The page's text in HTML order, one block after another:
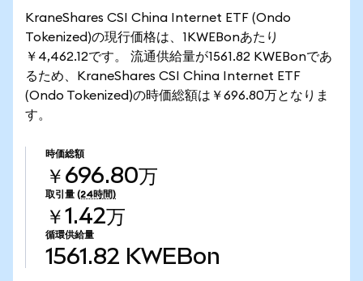
KraneShares CSI China Internet ETF (Ondo
Tokenized)の現行価格は、1KWEBonあたり
￥4,462.12です。 流通供給量が1561.82 KWEBonであ
るため、KraneShares CSI China Internet ETF
(Ondo Tokenized)の時価総額は￥696.80万となりま
す。
時価総額
￥696.80万
取引量 (24時間)
￥1.42万
循環供給量
1561.82 KWEBon